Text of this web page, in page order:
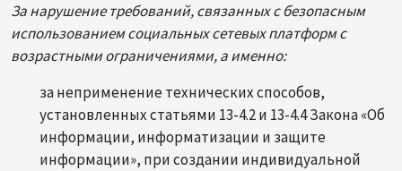
За нарушение требований, связанных с безопасным
использованием социальных сетевых платформ с
возрастными ограничениями, а именно:
за неприменение технических способов,
установленных статьями 13-4.2 и 13-4.4 Закона «Об
информации, информатизации и защите
информации», при создании индивидуальной